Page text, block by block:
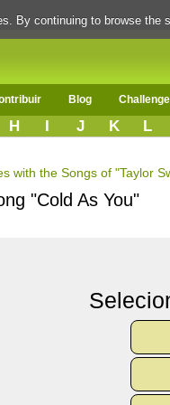
Blog Challenge
H I J K L
with the Songs of "Taylor
"Cold As You"
By continuing to browse the